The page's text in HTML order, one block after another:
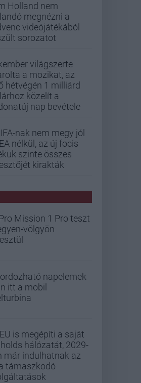
Holland nem
megnézni a
videójátékából
sorozatot
világszerte
a mozikat, az
hétvégén 1 milliárd
közelít a
nap bevétele
nak nem megy jól
EA nélkül, az új focis
szinte összes
kirakták
Mission 1 Pro teszt
völgyön
napelemek
itt a mobil
is megépíti a saját
hálózatát, 2029-
már indulhatnak az
támaszkodó